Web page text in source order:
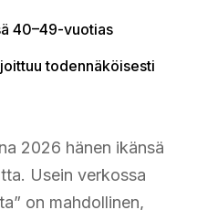
40–49-vuotias
todennäköisesti
2026 hänen ikänsä
Usein verkossa
on mahdollinen,